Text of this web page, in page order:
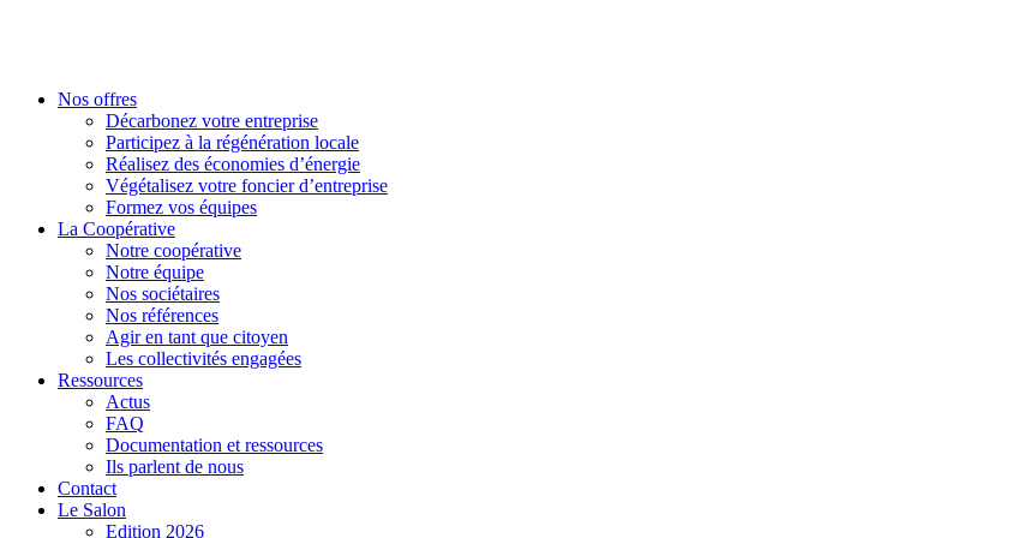
Nos offres
Décarbonez votre entreprise
Participez à la régénération locale
Réalisez des économies d’énergie
Végétalisez votre foncier d’entreprise
Formez vos équipes
La Coopérative
Notre coopérative
Notre équipe
Nos sociétaires
Nos références
Agir en tant que citoyen
Les collectivités engagées
Ressources
Actus
FAQ
Documentation et ressources
Ils parlent de nous
Contact
Le Salon
Edition 2026